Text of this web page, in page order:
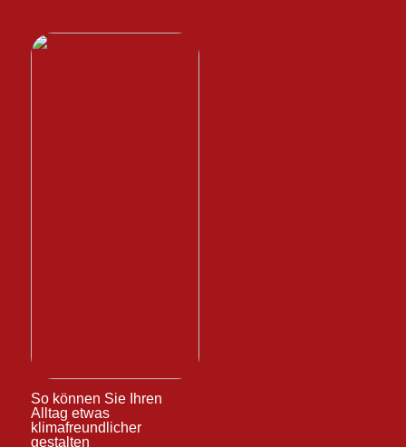
So können Sie Ihren
Alltag etwas
klimafreundlicher
gestalten